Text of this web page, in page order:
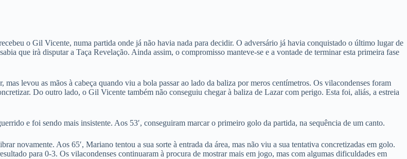
o Gil Vicente, numa partida onde já não havia nada para decidir. O adversário já havia conquistado o último lugar de
que irà disputar a Taça Revelação. Ainda assim, o compromisso manteve-se e a vontade de terminar esta primeira fase
levou as mãos à cabeça quando viu a bola passar ao lado da baliza por meros centímetros. Os vilacondenses foram
Do outro lado, o Gil Vicente também não conseguiu chegar à baliza de Lazar com perigo. Esta foi, aliás, a estreia
e foi sendo mais insistente. Aos 53′, conseguiram marcar o primeiro golo da partida, na sequência de um canto.
novamente. Aos 65′, Mariano tentou a sua sorte à entrada da área, mas não viu a sua tentativa concretizadas em golo.
para 0-3. Os vilacondenses continuaram à procura de mostrar mais em jogo, mas com algumas dificuldades em